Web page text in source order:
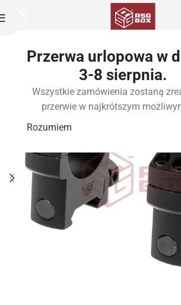
Przerwa urlopowa w
3-8 sierpnia.
Wszystkie zamówienia zostaną
przerwie w najkrótszym
Rozumiem